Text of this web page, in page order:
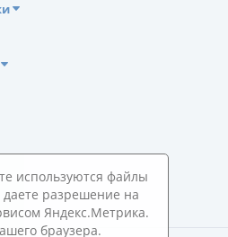
используются файлы
разрешение на
Яндекс.Метрика.
браузера.